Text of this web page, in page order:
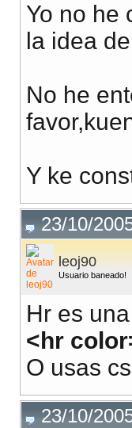
Yo no he
la idea
No he
Y ke
23/10/
leoj90
Usuario baneado!
Hr es
<hr
O usas
23/10/